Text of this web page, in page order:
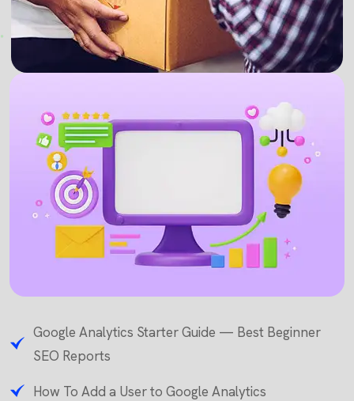
Google Analytics Starter Guide — Best Beginner
SEO Reports
How To Add a User to Google Analytics